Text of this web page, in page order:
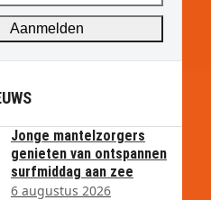
Aanmelden
Jonge mantelzorgers
genieten van ontspannen
surfmiddag aan zee
6 augustus 2026